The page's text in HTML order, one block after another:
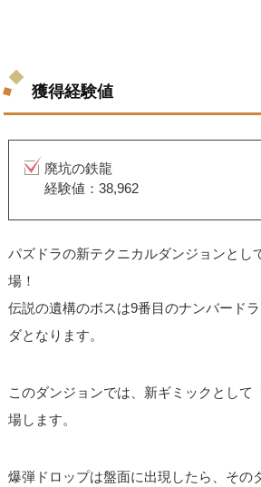
獲得経験値
廃坑の鉄龍
経験値：38,962
パズドラの新テクニカルダンジョンとし
場！
伝説の遺構のボスは9番目のナンバード
ダとなります。
このダンジョンでは、新ギミックとして
場します。
爆弾ドロップは盤面に出現したら、その